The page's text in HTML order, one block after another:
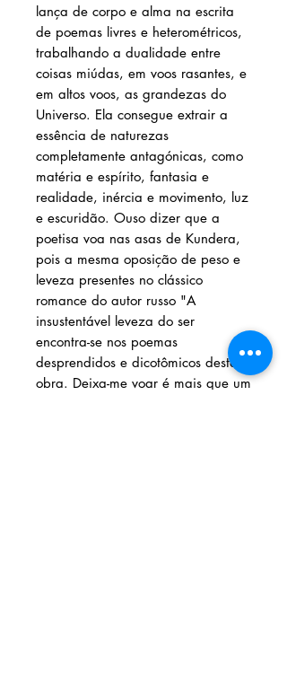
lança de corpo e alma na escrita
de poemas livres e heterométricos,
trabalhando a dualidade entre
coisas miúdas, em voos rasantes, e
em altos voos, as grandezas do
Universo. Ela consegue extrair a
essência de naturezas
completamente antagónicas, como
matéria e espírito, fantasia e
realidade, inércia e movimento, luz
e escuridão. Ouso dizer que a
poetisa voa nas asas de Kundera,
pois a mesma oposição de peso e
leveza presentes no clássico
romance do autor russo "A
insustentável leveza do ser
encontra-se nos poemas
desprendidos e dicotômicos desta
obra. Deixa-me voar é mais que um